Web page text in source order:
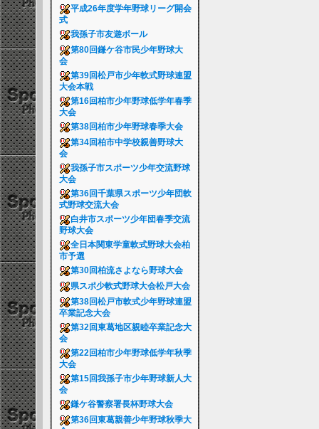
平成26年度学年野球リーグ開会
式
我孫子市友遊ボール
第80回鎌ケ谷市民少年野球大
会
第39回松戸市少年軟式野球連盟
大会本戦
第16回柏市少年野球低学年春季
大会
第38回柏市少年野球春季大会
第34回柏市中学校親善野球大
会
我孫子市スポーツ少年交流野球
大会
第36回千葉県スポーツ少年団軟
式野球交流大会
白井市スポーツ少年団春季交流
野球大会
全日本関東学童軟式野球大会柏
市予選
第30回柏流さよなら野球大会
県スポ少軟式野球大会松戸大会
第38回松戸市軟式少年野球連盟
卒業記念大会
第32回東葛地区親睦卒業記念大
会
第22回柏市少年野球低学年秋季
大会
第15回我孫子市少年野球新人大
会
鎌ケ谷警察署長杯野球大会
第36回東葛親善少年野球秋季大